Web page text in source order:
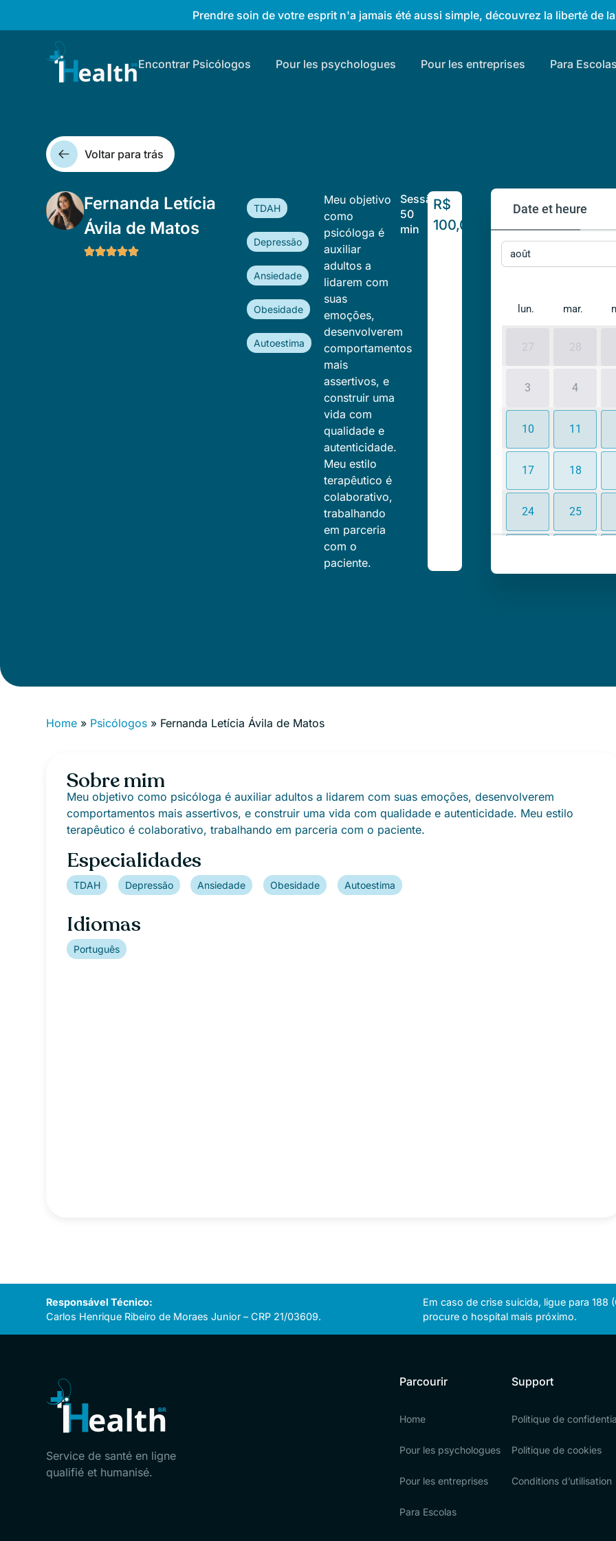
Prendre soin de votre esprit n'a jamais été aussi simple, découvrez la liberté de
Encontrar Psicólogos Pour les psychologues Pour les entreprises Para Escolas
Voltar para trás
Fernanda Letícia
Ávila de Matos
TDAH
Depressão
Ansiedade
Obesidade
Autoestima
Meu objetivo
como
psicóloga é
auxiliar
adultos a
lidarem com
suas
emoções,
desenvolverem
comportamentos
mais
assertivos, e
construir uma
vida com
qualidade e
autenticidade.
Meu estilo
terapêutico é
colaborativo,
trabalhando
em parceria
com o
paciente.
Sessão
50
min
R$
100,00
Date et heure
août
lun. mar.
27 28
3 4
10 11
17 18
24 25
Home » Psicólogos » Fernanda Letícia Ávila de Matos
Sobre mim
Meu objetivo como psicóloga é auxiliar adultos a lidarem com suas emoções, desenvolverem
comportamentos mais assertivos, e construir uma vida com qualidade e autenticidade. Meu estilo
terapêutico é colaborativo, trabalhando em parceria com o paciente.
Especialidades
TDAH Depressão Ansiedade Obesidade Autoestima
Idiomas
Português
Responsável Técnico:
Carlos Henrique Ribeiro de Moraes Junior – CRP 21/03609.
Em caso de crise suicida, ligue para 188
procure o hospital mais próximo.
Service de santé en ligne
qualifié et humanisé.
Parcourir
Home
Pour les psychologues
Pour les entreprises
Para Escolas
Support
Politique de
Politique de cookies
Conditions d’utilisation